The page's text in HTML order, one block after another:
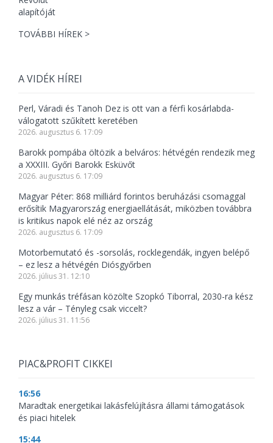
TOVÁBBI HÍREK >
A VIDÉK HÍREI
Perl, Váradi és Tanoh Dez is ott van a férfi kosárlabda-
válogatott szűkített keretében
2026. augusztus 6. 17:09
Barokk pompába öltözik a belváros: hétvégén rendezik meg
a XXXIII. Győri Barokk Esküvőt
2026. augusztus 6. 17:09
Magyar Péter: 868 milliárd forintos beruházási csomaggal
erősítik Magyarország energiaellátását, miközben továbbra
is kritikus napok elé néz az ország
2026. augusztus 6. 17:09
Motorbemutató és -sorsolás, rocklegendák, ingyen belépő
– ez lesz a hétvégén Diósgyőrben
2026. július 31. 12:10
Egy munkás tréfásan közölte Szopkó Tiborral, 2030-ra kész
lesz a vár – Tényleg csak viccelt?
2026. július 31. 11:56
PIAC&PROFIT CIKKEI
16:56
Maradtak energetikai lakásfelújításra állami támogatások
és piaci hitelek
15:44